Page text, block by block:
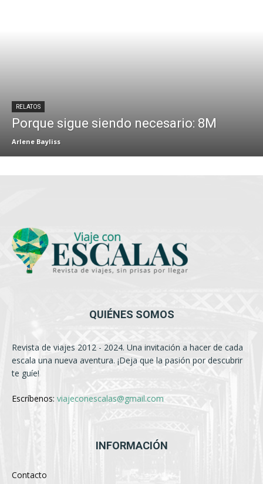
RELATOS
Porque sigue siendo necesario: 8M
Arlene Bayliss
QUIÉNES SOMOS
Revista de viajes 2012 - 2024. Una invitación a hacer de cada
escala una nueva aventura. ¡Deja que la pasión por descubrir
te guíe!
Escríbenos: viajeconescalas@gmail.com
INFORMACIÓN
Contacto